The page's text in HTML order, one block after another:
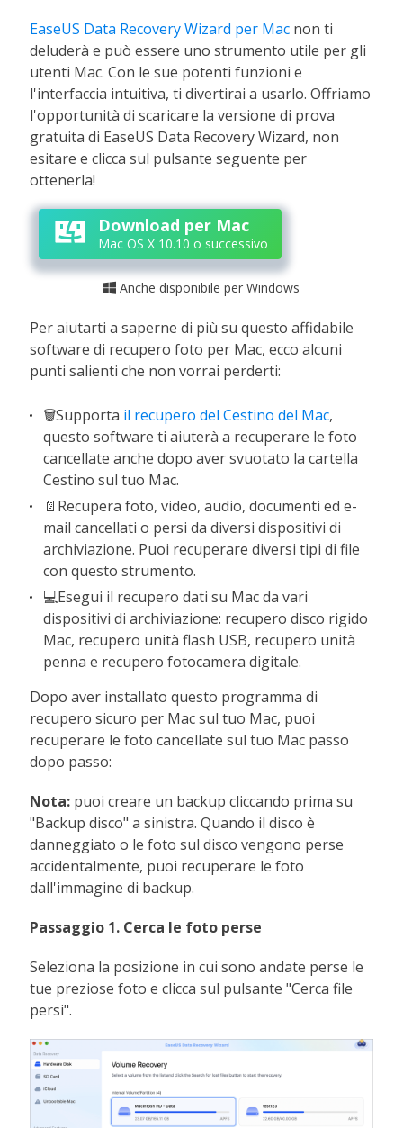
EaseUS Data Recovery Wizard per Mac non ti
deluderà e può essere uno strumento utile per gli
utenti Mac. Con le sue potenti funzioni e
l'interfaccia intuitiva, ti divertirai a usarlo. Offriamo
l'opportunità di scaricare la versione di prova
gratuita di EaseUS Data Recovery Wizard, non
esitare e clicca sul pulsante seguente per
ottenerla!
Download per Mac
Mac OS X 10.10 o successivo
 Anche disponibile per Windows
Per aiutarti a saperne di più su questo affidabile
software di recupero foto per Mac, ecco alcuni
punti salienti che non vorrai perderti:
🗑Supporta il recupero del Cestino del Mac,
questo software ti aiuterà a recuperare le foto
cancellate anche dopo aver svuotato la cartella
Cestino sul tuo Mac.
📄Recupera foto, video, audio, documenti ed e-
mail cancellati o persi da diversi dispositivi di
archiviazione. Puoi recuperare diversi tipi di file
con questo strumento.
💻Esegui il recupero dati su Mac da vari
dispositivi di archiviazione: recupero disco rigido
Mac, recupero unità flash USB, recupero unità
penna e recupero fotocamera digitale.
Dopo aver installato questo programma di
recupero sicuro per Mac sul tuo Mac, puoi
recuperare le foto cancellate sul tuo Mac passo
dopo passo:
Nota: puoi creare un backup cliccando prima su
"Backup disco" a sinistra. Quando il disco è
danneggiato o le foto sul disco vengono perse
accidentalmente, puoi recuperare le foto
dall'immagine di backup.
Passaggio 1. Cerca le foto perse
Seleziona la posizione in cui sono andate perse le
tue preziose foto e clicca sul pulsante "Cerca file
persi".